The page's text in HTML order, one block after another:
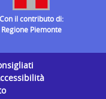
Con il contributo di:
Regione Piemonte